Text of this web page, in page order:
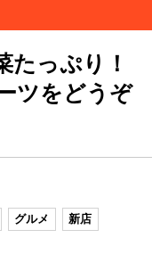
たっぷり！
ツをどうぞ
グルメ
新店